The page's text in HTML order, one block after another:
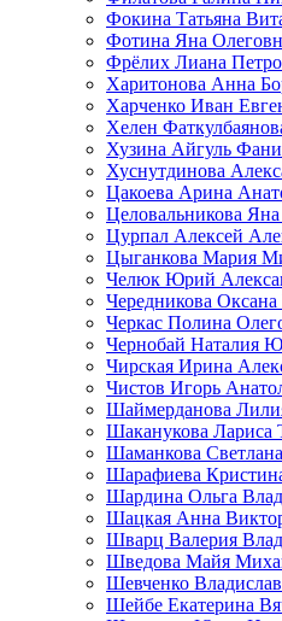
Фокина Татьяна
Фотина Яна
Фрёлих Лиана
Харитонова Анна
Харченко Иван
Хелен
Хузина Айгуль
Хуснутдинова
Цакоева Арина
Целовальникова
Цурпал Алексей
Цыганкова Мария
Челюк Юрий
Чередникова Оксана
Черкас Полина
Чернобай Наталия
Чирская Ирина
Чистов Игорь
Шаймерданова
Шаканукова Лариса
Шаманкова
Шарафиева
Шардина Ольга
Шацкая Анна
Шварц Валерия
Шведова Майя
Шевченко
Шейбе Екатерина